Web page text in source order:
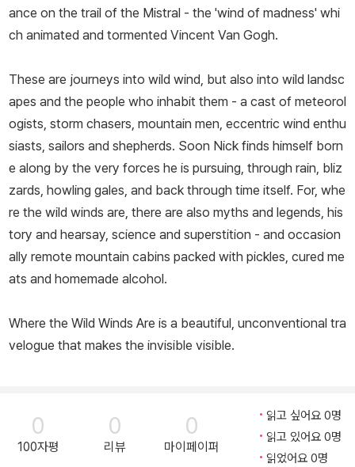
ance on the trail of the Mistral - the 'wind of madness' whi
ch animated and tormented Vincent Van Gogh.
These are journeys into wild wind, but also into wild landsc
apes and the people who inhabit them - a cast of meteorol
ogists, storm chasers, mountain men, eccentric wind enthu
siasts, sailors and shepherds. Soon Nick finds himself born
e along by the very forces he is pursuing, through rain, bliz
zards, howling gales, and back through time itself. For, whe
re the wild winds are, there are also myths and legends, his
tory and hearsay, science and superstition - and occasion
ally remote mountain cabins packed with pickles, cured me
ats and homemade alcohol.
Where the Wild Winds Are is a beautiful, unconventional tra
velogue that makes the invisible visible.
0
100자평
0
리뷰
0
마이페이퍼
읽고 싶어요 0명
읽고 있어요 0명
읽었어요 0명